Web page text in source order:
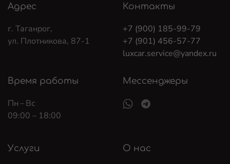
Адрес
г. Таганрог,
ул. Плотникова, 87-1
Контакты
+7 (900) 185-99-79
+7 (901) 456-57-77
luxcar.service@yandex.ru
Время работы
Пн – Вс
09:00 – 18:00
Мессенджеры
Услуги О нас